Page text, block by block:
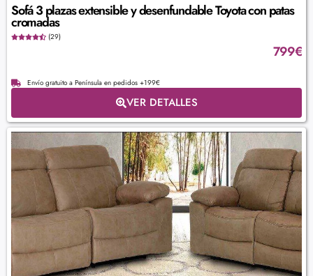
Sofá 3 plazas extensible y desenfundable Toyota con patas
cromadas
(29)
799€
Envío gratuito a Península en pedidos +199€
VER DETALLES